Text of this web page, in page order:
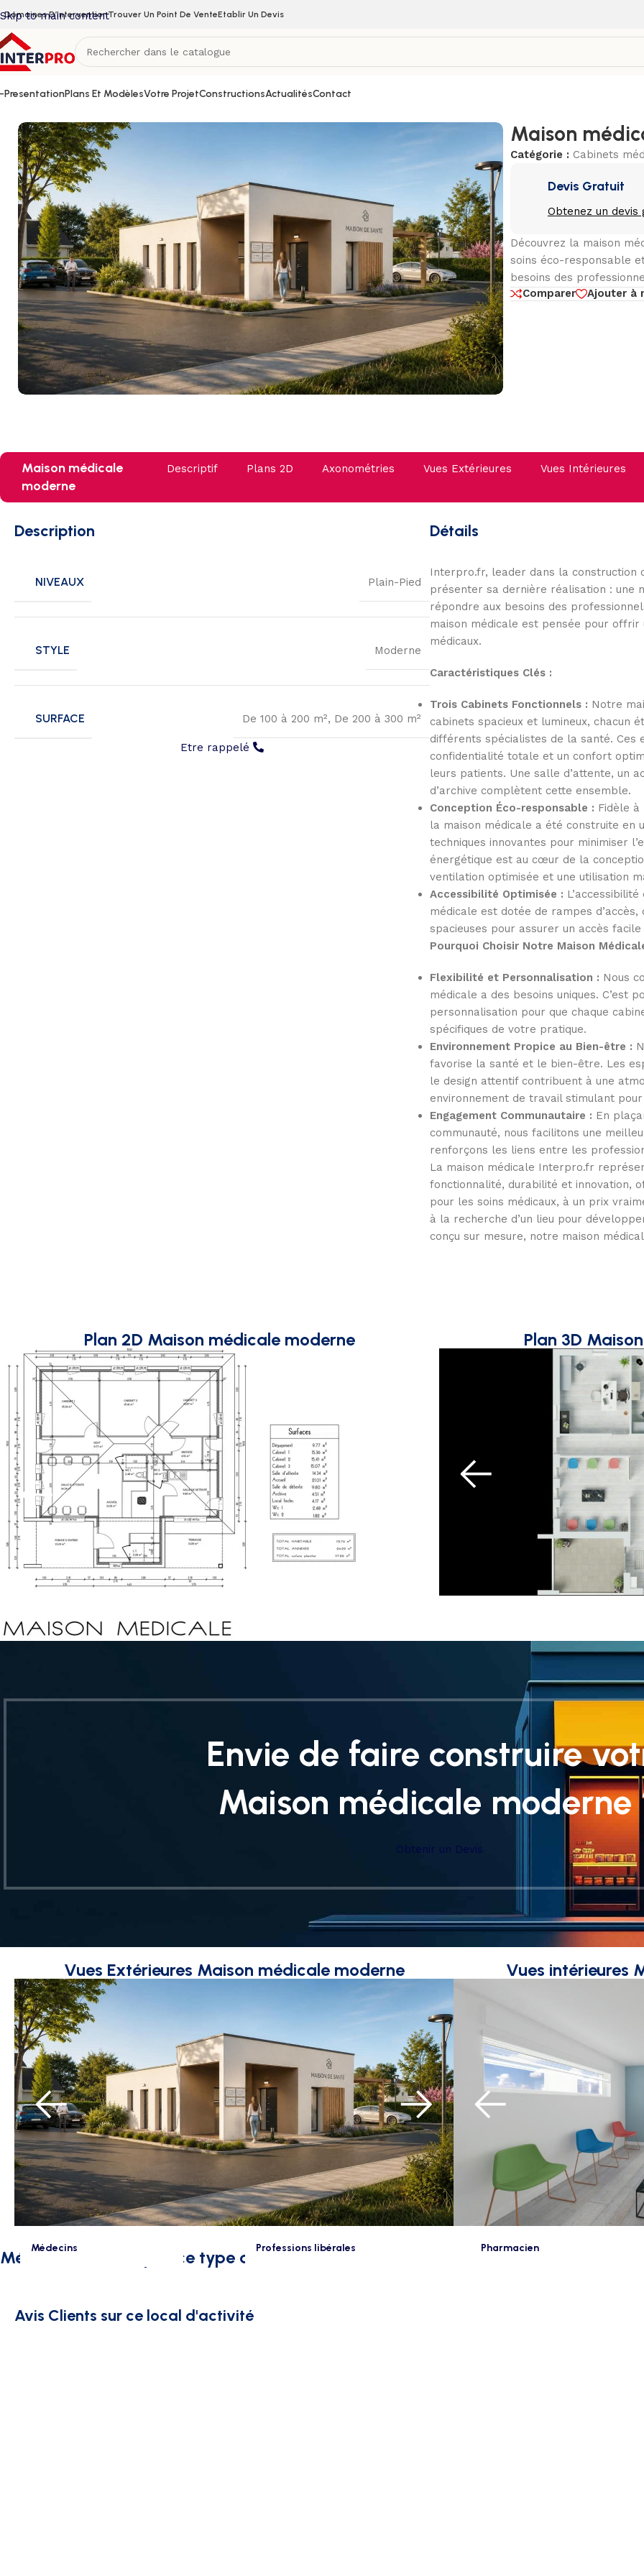
Skip to main content
Domaines D’interventionTrouver Un Point De VenteEtablir Un Devis
PresentationPlans Et ModèlesVotre ProjetConstructionsActualitésContact
Maison
Catégorie : Cabinets
Devis Gratuit
Obtenez un
Découvrez la maison
soins éco-responsable
besoins des
Comparer
Ajouter à
Maison médicale
moderne
Descriptif Plans 2D Axonométries Vues Extérieures Vues Intérieures
Description
NIVEAUX Plain-Pied
STYLE Moderne
SURFACE De 100 à 200 m², De 200 à 300 m²
Etre rappelé
Détails
Interpro.fr, leader dans la construction
présenter sa dernière réalisation : une
répondre aux besoins des
maison médicale est pensée pour
médicaux.
Caractéristiques Clés :
Trois Cabinets Fonctionnels : Notre
cabinets spacieux et lumineux, chacun
différents spécialistes de la santé. Ces
confidentialité totale et un confort
leurs patients. Une salle d’attente, un
d’archive complètent cette ensemble.
Conception Éco-responsable : Fidèle
la maison médicale a été construite en
techniques innovantes pour minimiser
énergétique est au cœur de la
ventilation optimisée et une utilisation
Accessibilité Optimisée :
médicale est dotée de rampes
spacieuses pour assurer un accès
Pourquoi Choisir Notre Maison
Flexibilité et Personnalisation : Nous
médicale a des besoins uniques. C’est
personnalisation pour que chaque
spécifiques de votre pratique.
Environnement Propice au Bien-être :
favorise la santé et le bien-être. Les
le design attentif contribuent à une
environnement de travail stimulant
Engagement Communautaire : En
communauté, nous facilitons une
renforçons les liens entre les
La maison médicale Interpro.fr
fonctionnalité, durabilité et innovation,
pour les soins médicaux, à un prix
à la recherche d’un lieu pour
conçu sur mesure, notre maison
Plan 2D Maison médicale moderne Plan 3D
Envie de faire construire
Maison médicale moderne
Obtenir un Devis
Vues Extérieures Maison médicale moderne Vues intérieures
Métiers intéressés par ce type de bâtiment :
Médecins Professions libérales Pharmacien
Avis Clients sur ce local d'activité